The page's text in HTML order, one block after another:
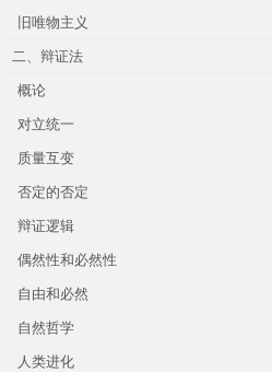
旧唯物主义
二、辩证法
概论
对立统一
质量互变
否定的否定
辩证逻辑
偶然性和必然性
自由和必然
自然哲学
人类进化